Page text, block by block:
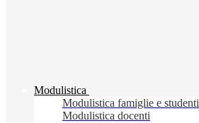
Modulistica
Modulistica famiglie e studenti
Modulistica docenti